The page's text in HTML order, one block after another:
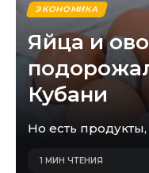
ЭКОНОМИКА
Яйца и
Кубани
Но есть
1 МИН ЧТЕНИЯ